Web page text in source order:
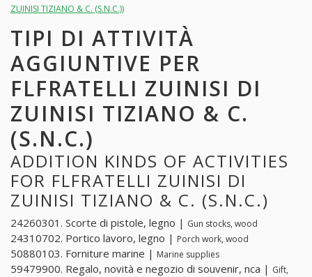
ZUINISI TIZIANO & C. (S.N.C.))
TIPI DI ATTIVITÀ
AGGIUNTIVE PER
FLFRATELLI ZUINISI DI
ZUINISI TIZIANO & C.
(S.N.C.)
ADDITION KINDS OF ACTIVITIES
FOR FLFRATELLI ZUINISI DI
ZUINISI TIZIANO & C. (S.N.C.)
24260301. Scorte di pistole, legno | Gun stocks, wood
24310702. Portico lavoro, legno | Porch work, wood
50880103. Forniture marine | Marine supplies
59479900. Regalo, novità e negozio di souvenir, nca | Gift,